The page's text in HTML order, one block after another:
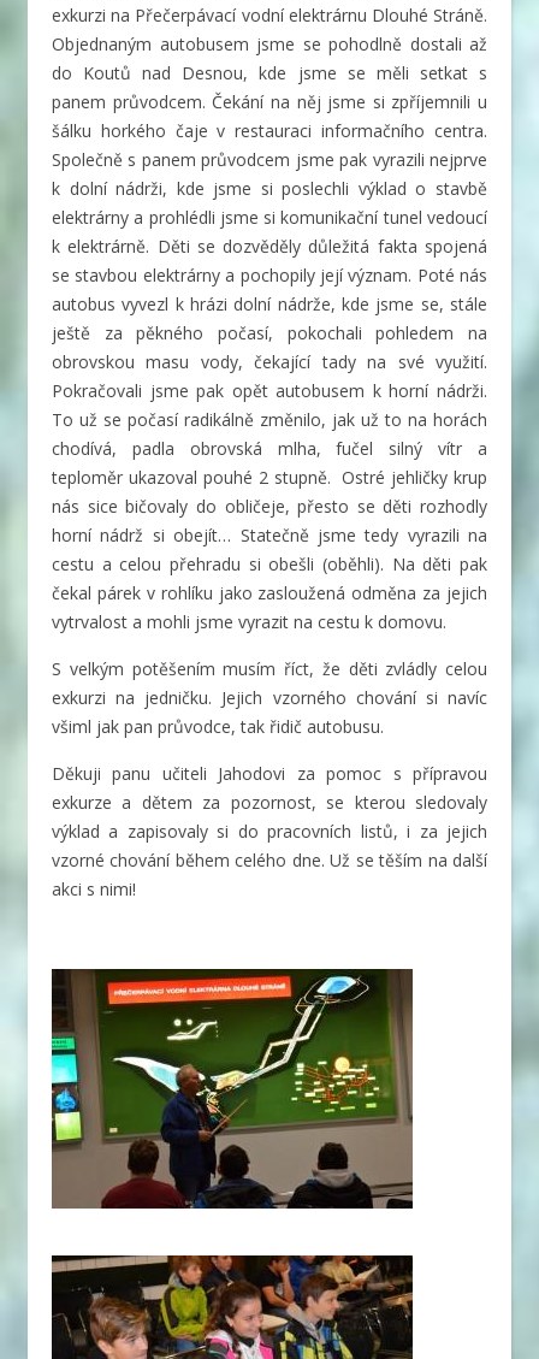
exkurzi na Přečerpávací vodní elektrárnu Dlouhé Stráně.
Objednaným autobusem jsme se pohodlně dostali až
do Koutů nad Desnou, kde jsme se měli setkat s
panem průvodcem. Čekání na něj jsme si zpříjemnili u
šálku horkého čaje v restauraci informačního centra.
Společně s panem průvodcem jsme pak vyrazili nejprve
k dolní nádrži, kde jsme si poslechli výklad o stavbě
elektrárny a prohlédli jsme si komunikační tunel vedoucí
k elektrárně. Děti se dozvěděly důležitá fakta spojená
se stavbou elektrárny a pochopily její význam. Poté nás
autobus vyvezl k hrázi dolní nádrže, kde jsme se, stále
ještě za pěkného počasí, pokochali pohledem na
obrovskou masu vody, čekající tady na své využití.
Pokračovali jsme pak opět autobusem k horní nádrži.
To už se počasí radikálně změnilo, jak už to na horách
chodívá, padla obrovská mlha, fučel silný vítr a
teploměr ukazoval pouhé 2 stupně. Ostré jehličky krup
nás sice bičovaly do obličeje, přesto se děti rozhodly
horní nádrž si obejít… Statečně jsme tedy vyrazili na
cestu a celou přehradu si obešli (oběhli). Na děti pak
čekal párek v rohlíku jako zasloužená odměna za jejich
vytrvalost a mohli jsme vyrazit na cestu k domovu.
S velkým potěšením musím říct, že děti zvládly celou
exkurzi na jedničku. Jejich vzorného chování si navíc
všiml jak pan průvodce, tak řidič autobusu.
Děkuji panu učiteli Jahodovi za pomoc s přípravou
exkurze a dětem za pozornost, se kterou sledovaly
výklad a zapisovaly si do pracovních listů, i za jejich
vzorné chování během celého dne. Už se těším na další
akci s nimi!